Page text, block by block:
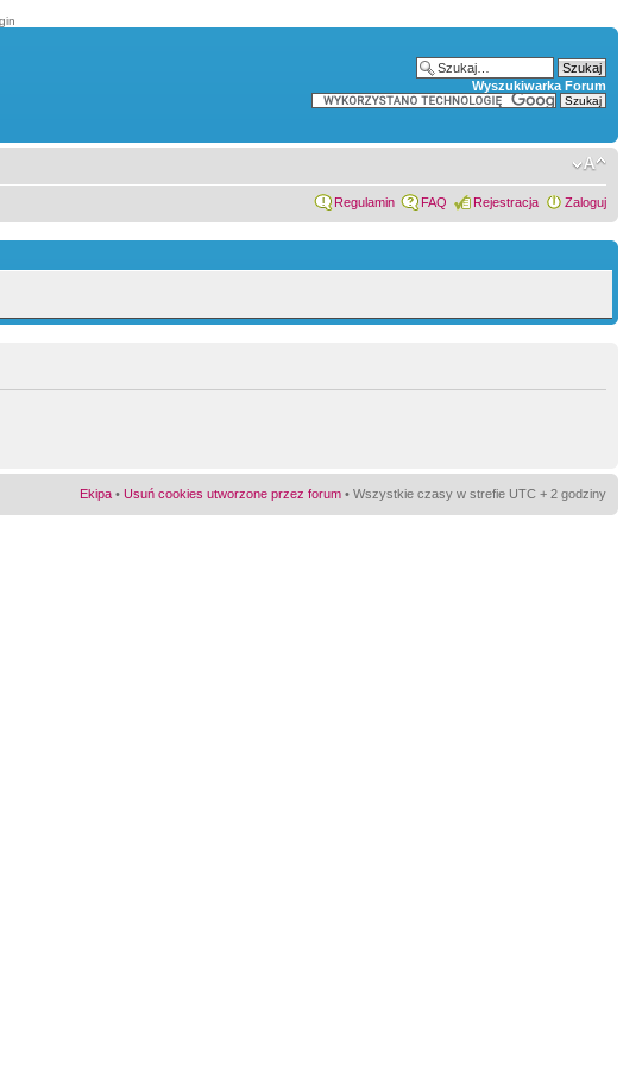
Wyszukiwarka Forum
Regulamin FAQ Rejestracja Zaloguj
Ekipa • Usuń cookies utworzone przez forum • Wszystkie czasy w strefie UTC + 2 godziny